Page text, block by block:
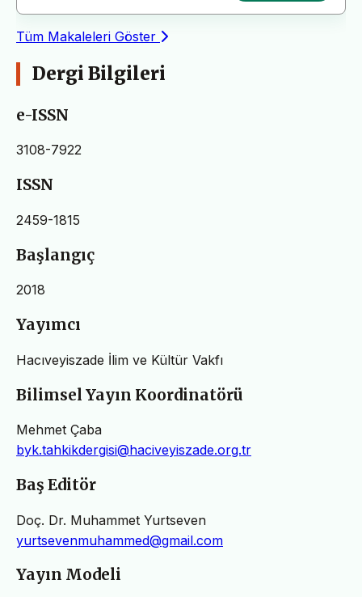
Tüm Makaleleri Göster
Dergi Bilgileri
e-ISSN
3108-7922
ISSN
2459-1815
Başlangıç
2018
Yayımcı
Hacıveyiszade İlim ve Kültür Vakfı
Bilimsel Yayın Koordinatörü
Mehmet Çaba
byk.tahkikdergisi@haciveyiszade.org.tr
Baş Editör
Doç. Dr. Muhammet Yurtseven
yurtsevenmuhammed@gmail.com
Yayın Modeli